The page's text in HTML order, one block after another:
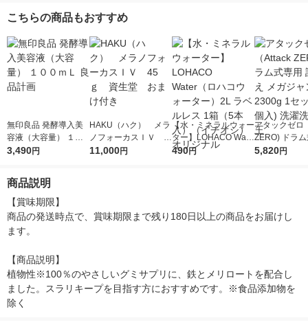
チョコ＆レモン付
こちらの商品もおすすめ
無印良品 発酵導入美
容液（大容量） １０
０ｍＬ 良品計画
3,490円
HAKU（ハク） メラ
ノフォーカスＩＶ 4
5ｇ 資生堂 おまけ
11,000円
【水・ミネラルウォー
ター】LOHACO Wate
r（ロハコウォータ
490円
アタックゼロ
ZERO) ドラ
詰め替え メガ
5,820円
商品説明
【賞味期限】
商品の発送時点で、賞味期限まで残り180日以上の商品をお届けし
ます。
【商品説明】
植物性※100％のやさしいグミサプリに、鉄とメリロートを配合し
ました。スラリキープを目指す方におすすめです。※食品添加物を
除く